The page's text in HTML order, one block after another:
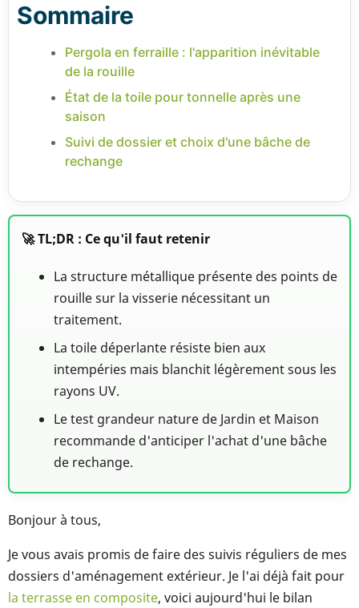
Sommaire
Pergola en ferraille : l'apparition inévitable
de la rouille
État de la toile pour tonnelle après une
saison
Suivi de dossier et choix d'une bâche de
rechange
🚀 TL;DR : Ce qu'il faut retenir
La structure métallique présente des points de
rouille sur la visserie nécessitant un
traitement.
La toile déperlante résiste bien aux
intempéries mais blanchit légèrement sous les
rayons UV.
Le test grandeur nature de Jardin et Maison
recommande d'anticiper l'achat d'une bâche
de rechange.
Bonjour à tous,
Je vous avais promis de faire des suivis réguliers de mes
dossiers d'aménagement extérieur. Je l'ai déjà fait pour
la terrasse en composite, voici aujourd'hui le bilan